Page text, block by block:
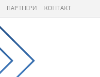
ПАРТНЕРИ КОНТАКТ